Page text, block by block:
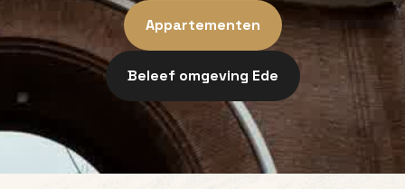
Appartementen
Beleef omgeving Ede